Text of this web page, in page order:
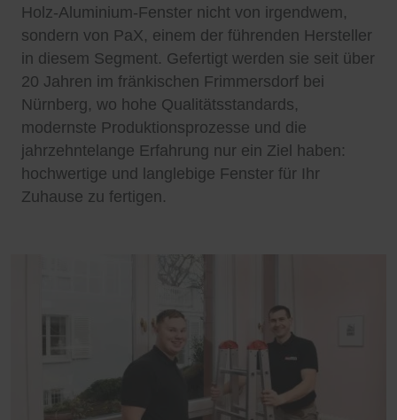
Holz-Aluminium-Fenster nicht von irgendwem,
sondern von PaX, einem der führenden Hersteller
in diesem Segment. Gefertigt werden sie seit über
20 Jahren im fränkischen Frimmersdorf bei
Nürnberg, wo hohe Qualitätsstandards,
modernste Produktionsprozesse und die
jahrzehntelange Erfahrung nur ein Ziel haben:
hochwertige und langlebige Fenster für Ihr
Zuhause zu fertigen.